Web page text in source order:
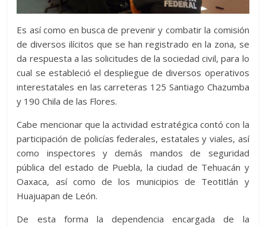
Es así como en busca de prevenir y combatir la comisión
de diversos ilícitos que se han registrado en la zona, se
da respuesta a las solicitudes de la sociedad civil, para lo
cual se estableció el despliegue de diversos operativos
interestatales en las carreteras 125 Santiago Chazumba
y 190 Chila de las Flores.
Cabe mencionar que la actividad estratégica contó con la
participación de policías federales, estatales y viales, así
como inspectores y demás mandos de seguridad
pública del estado de Puebla, la ciudad de Tehuacán y
Oaxaca, así como de los municipios de Teotitlán y
Huajuapan de León.
De esta forma la dependencia encargada de la